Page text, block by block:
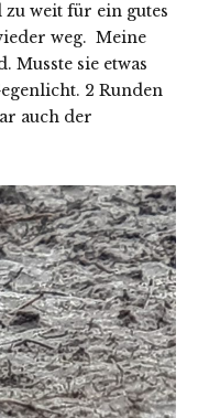
weit für ein gutes
weg. Meine
Musste sie etwas
2 Runden
auch der